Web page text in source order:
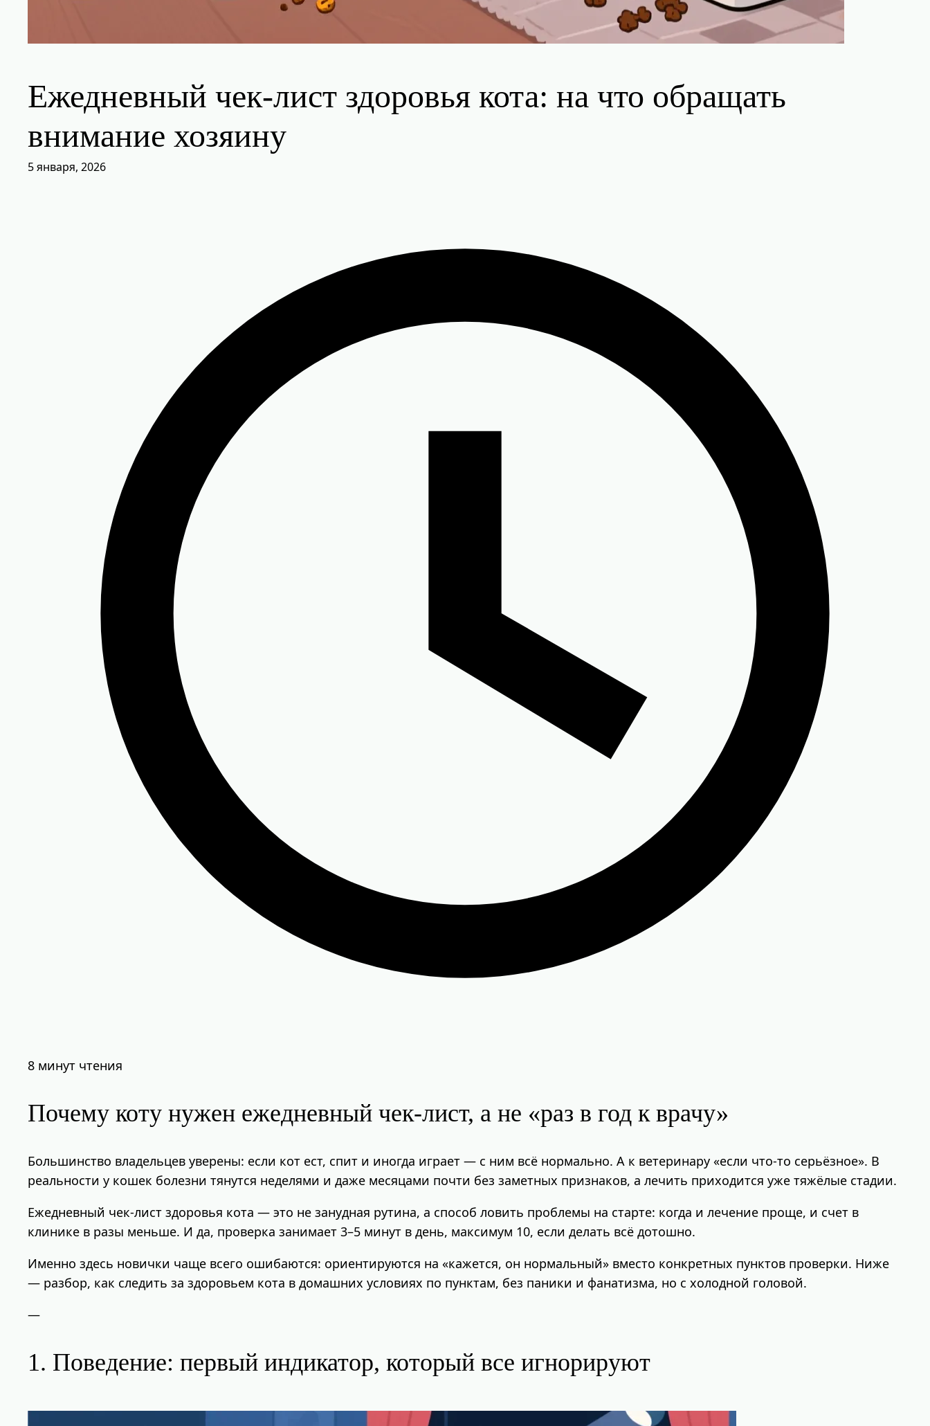
Ежедневный чек-лист здоровья кота: на что обращать
внимание хозяину
5 января, 2026
8 минут чтения
Почему коту нужен ежедневный чек-лист, а не «раз в год к врачу»
Большинство владельцев уверены: если кот ест, спит и иногда играет — с ним всё нормально. А к ветеринару «если что-то серьёзное». В
реальности у кошек болезни тянутся неделями и даже месяцами почти без заметных признаков, а лечить приходится уже тяжёлые стадии.
Ежедневный чек-лист здоровья кота — это не занудная рутина, а способ ловить проблемы на старте: когда и лечение проще, и счет в
клинике в разы меньше. И да, проверка занимает 3–5 минут в день, максимум 10, если делать всё дотошно.
Именно здесь новички чаще всего ошибаются: ориентируются на «кажется, он нормальный» вместо конкретных пунктов проверки. Ниже
— разбор, как следить за здоровьем кота в домашних условиях по пунктам, без паники и фанатизма, но с холодной головой.
—
1. Поведение: первый индикатор, который все игнорируют